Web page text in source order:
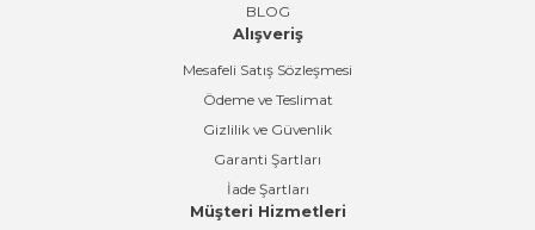
BLOG
Alışveriş
Mesafeli Satış Sözleşmesi
Ödeme ve Teslimat
Gizlilik ve Güvenlik
Garanti Şartları
İade Şartları
Müşteri Hizmetleri